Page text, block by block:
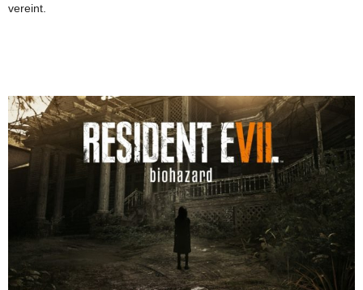
vereint.